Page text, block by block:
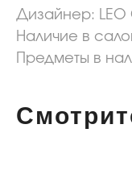
Дизайнер: LEO
Наличие в
Предметы в